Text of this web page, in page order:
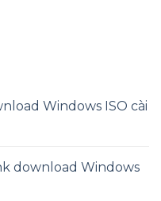
Windows ISO cài
download Windows